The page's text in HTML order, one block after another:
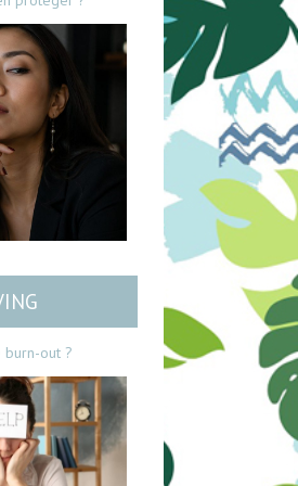
out ?